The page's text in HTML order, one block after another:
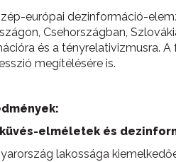
európai dezinformáció-
Csehországban,
és a tényrelativizmusra.
megítélésére is.
elméletek és
lakossága